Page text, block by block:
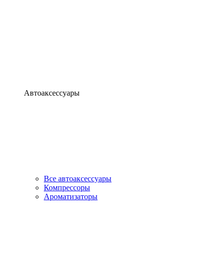
Автоаксессуары
Все автоаксессуары
Компрессоры
Ароматизаторы